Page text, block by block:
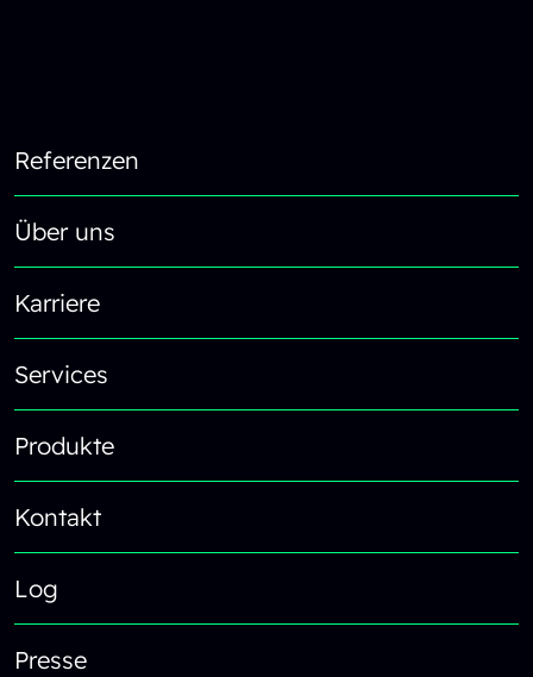
Referenzen
Über uns
Karriere
Services
Produkte
Kontakt
Log
Presse